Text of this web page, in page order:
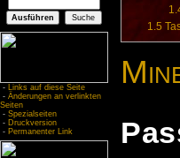
- Links auf diese Seite
- Änderungen an verlinkten
Seiten
- Spezialseiten
- Druckversion
- Permanenter Link
1.5